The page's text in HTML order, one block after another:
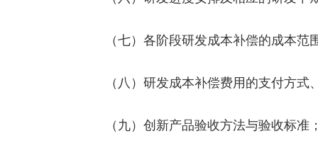
（七）各阶段研发成本补偿的成本范
（八）研发成本补偿费用的支付方式
（九）创新产品验收方法与验收标准